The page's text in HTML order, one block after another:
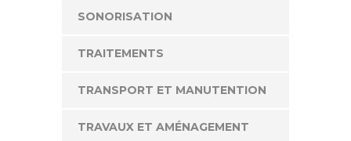
SONORISATION
TRAITEMENTS
TRANSPORT ET MANUTENTION
TRAVAUX ET AMÉNAGEMENT